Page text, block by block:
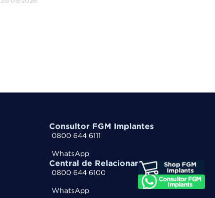
Consultor FGM Implantes
0800 644 6111
WhatsApp
Central de Relacionamento
0800 644 6100
WhatsApp